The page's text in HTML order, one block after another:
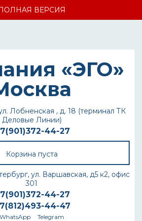
ВЕРСИЯ
Лобненская , д. 18 (терминал ТК
Деловые Линии)
44-27
Корзина пуста
ул. Варшавская, д5 к2, офис
301
44-27
44-47
WhatsApp Telegram